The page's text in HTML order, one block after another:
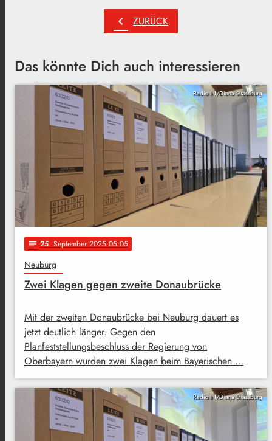
chevron_left ZURÜCK
Das könnte Dich auch interessieren
Radio IN/Diana Strassburg
notes 25. September 2025 05:05
Neuburg
Zwei Klagen gegen zweite Donaubrücke
Mit der zweiten Donaubrücke bei Neuburg dauert es
jetzt deutlich länger. Gegen den
Planfeststellungsbeschluss der Regierung von
Oberbayern wurden zwei Klagen beim Bayerischen …
Radio IN/Diana Strassburg